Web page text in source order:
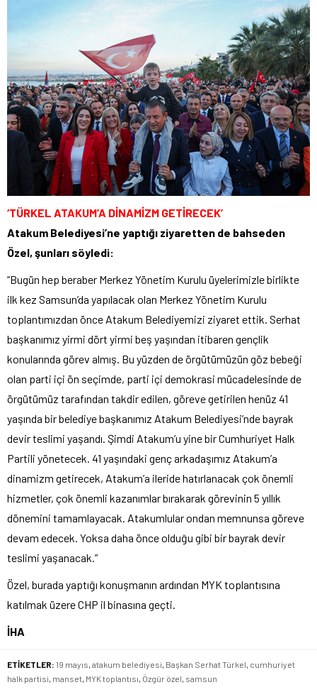
‘TÜRKEL ATAKUM’A DİNAMİZM GETİRECEK’
Atakum Belediyesi’ne yaptığı ziyaretten de bahseden
Özel, şunları söyledi:
“Bugün hep beraber Merkez Yönetim Kurulu üyelerimizle birlikte
ilk kez Samsun’da yapılacak olan Merkez Yönetim Kurulu
toplantımızdan önce Atakum Belediyemizi ziyaret ettik. Serhat
başkanımız yirmi dört yirmi beş yaşından itibaren gençlik
konularında görev almış. Bu yüzden de örgütümüzün göz bebeği
olan parti içi ön seçimde, parti içi demokrasi mücadelesinde de
örgütümüz tarafından takdir edilen, göreve getirilen henüz 41
yaşında bir belediye başkanımız Atakum Belediyesi’nde bayrak
devir teslimi yaşandı. Şimdi Atakum’u yine bir Cumhuriyet Halk
Partili yönetecek. 41 yaşındaki genç arkadaşımız Atakum’a
dinamizm getirecek, Atakum’a ileride hatırlanacak çok önemli
hizmetler, çok önemli kazanımlar bırakarak görevinin 5 yıllık
dönemini tamamlayacak. Atakumlular ondan memnunsa göreve
devam edecek. Yoksa daha önce olduğu gibi bir bayrak devir
teslimi yaşanacak.”
Özel, burada yaptığı konuşmanın ardından MYK toplantısına
katılmak üzere CHP il binasına geçti.
İHA
ETİKETLER: 19 mayıs, atakum belediyesi, Başkan Serhat Türkel, cumhuriyet
halk partisi, manset, MYK toplantısı, Özgür özel, samsun